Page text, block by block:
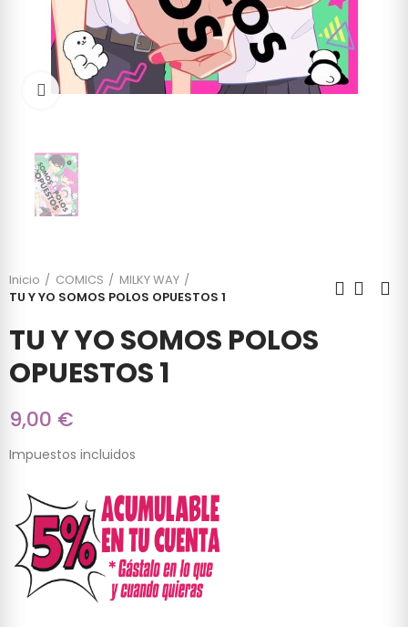
Click to enlarge
Inicio COMICS
MILKY WAY
TU Y YO SOMOS POLOS OPUESTOS 1
TU Y YO SOMOS POLOS
OPUESTOS 1
9,00 €
Impuestos incluidos